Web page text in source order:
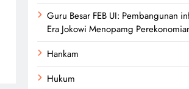
Guru Besar FEB UI: Pembangunan
Era Jokowi Menopamg
Hankam
Hukum